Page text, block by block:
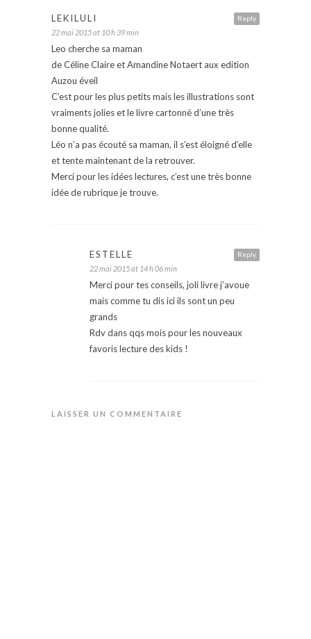
Reply
LEKILULI
22 mai 2015 at 10 h 39 min
Leo cherche sa maman
de Céline Claire et Amandine Notaert aux edition
Auzou éveil
C’est pour les plus petits mais les illustrations sont
vraiments jolies et le livre cartonné d’une très
bonne qualité.
Léo n’a pas écouté sa maman, il s’est éloigné d’elle
et tente maintenant de la retrouver.
Merci pour les idées lectures, c’est une très bonne
idée de rubrique je trouve.
Reply
ESTELLE
22 mai 2015 at 14 h 06 min
Merci pour tes conseils, joli livre j’avoue
mais comme tu dis ici ils sont un peu
grands
Rdv dans qqs mois pour les nouveaux
favoris lecture des kids !
LAISSER UN COMMENTAIRE